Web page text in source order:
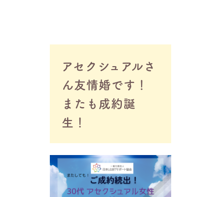
アセクシュアルさ
ん友情婚です！
またも成約誕
生！